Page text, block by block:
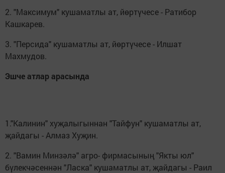
2. "Максимум" кушаматлы ат, йөртүчесе - Ратибор
Кашка­рев.
3. "Персида" кушаматлы ат, йөртүчесе - Илшат
Махмудов.
Эшче атлар арасында
1."Калинин" хуҗалыгыннан "Тай­фун" кушаматлы ат,
җайдагы - Алмаз Хуҗин.
2. "Вамин Минзәлә" агро- фирмасының "Якты юл"
бүлекчәсеннән "Ласка" куша­матлы ат, җайдагы - Раил